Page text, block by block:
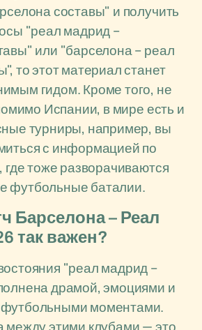
составы" и получить
"реал мадрид –
или "барселона – реал
то этот материал станет
гидом. Кроме того, не
Испании, в мире есть и
турниры, например, вы
с информацией по
, где тоже разворачиваются
футбольные баталии.
Барселона – Реал
так важен?
"реал мадрид –
драмой, эмоциями и
моментами.